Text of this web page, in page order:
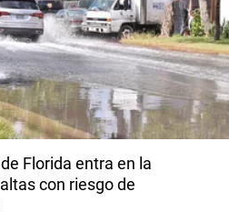
Florida entra en la
con riesgo de